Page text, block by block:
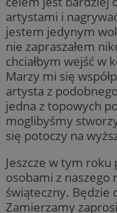
artystami i
jestem jedynym
nie zapraszałem
chciałbym wejść w
Marzy mi się
artysta z
jedna z topowych
moglibyśmy
się potoczy na
Jeszcze w tym roku
osobami z
świąteczny. Będzie
Zamierzamy